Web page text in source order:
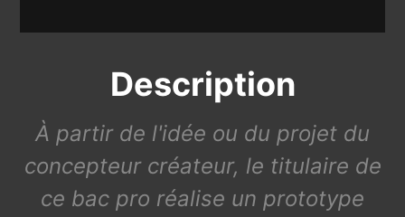
Description
À partir de l'idée ou du projet du
concepteur créateur, le titulaire de
ce bac pro réalise un prototype